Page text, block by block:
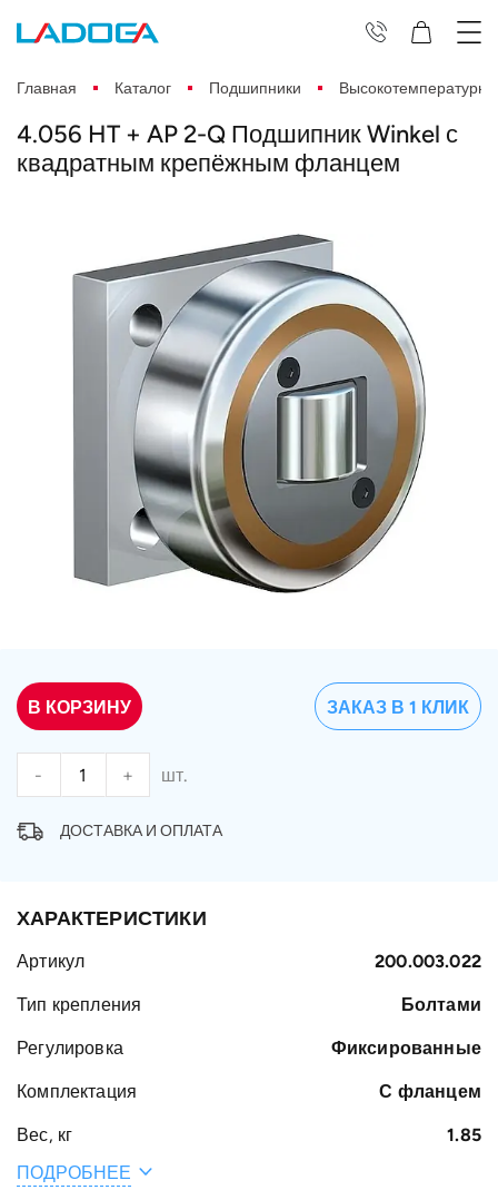
Главная Каталог Подшипники
4.056 HT + AP 2-Q Подшипник Winkel с
квадратным крепёжным фланцем
В КОРЗИНУ
- + шт.
ЗАКАЗ В 1 КЛИК
ДОСТАВКА И ОПЛАТА
ХАРАКТЕРИСТИКИ
Артикул 200.003.022
Тип крепления Болтами
Регулировка Фиксированные
Комплектация С фланцем
Вес, кг 1.85
Наружный
ПОДРОБНЕЕ